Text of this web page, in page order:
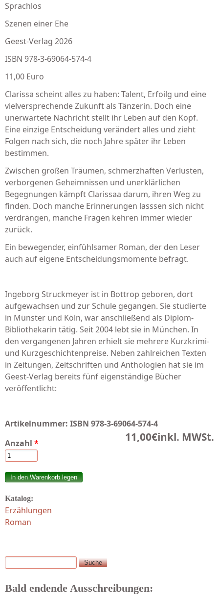
Sprachlos
Szenen einer Ehe
Geest-Verlag 2026
ISBN 978-3-69064-574-4
11,00 Euro
Clarissa scheint alles zu haben: Talent, Erfoilg und eine
vielversprechende Zukunft als Tänzerin. Doch eine
unerwartete Nachricht stellt ihr Leben auf den Kopf.
Eine einzige Entscheidung verändert alles und zieht
Folgen nach sich, die noch Jahre später ihr Leben
bestimmen.
Zwischen großen Träumen, schmerzhaften Verlusten,
verborgenen Geheimnissen und unerklärlichen
Begegnungen kämpft Clarissaa darum, ihren Weg zu
finden. Doch manche Erinnerungen lasssen sich nicht
verdrängen, manche Fragen kehren immer wieder
zurück.
Ein bewegender, einfühlsamer Roman, der den Leser
auch auf eigene Entscheidungsmomente befragt.
Ingeborg Struckmeyer ist in Bottrop geboren, dort
aufgewachsen und zur Schule gegangen. Sie studierte
in Münster und Köln, war anschließend als Diplom-
Bibliothekarin tätig. Seit 2004 lebt sie in München. In
den vergangenen Jahren erhielt sie mehrere Kurzkrimi-
und Kurzgeschichtenpreise. Neben zahlreichen Texten
in Zeitungen, Zeitschriften und Anthologien hat sie im
Geest-Verlag bereits fünf eigenständige Bücher
veröffentlicht:
Artikelnummer: ISBN 978-3-69064-574-4
11,00€inkl. MWSt.
Anzahl *
Katalog:
Erzählungen
Roman
Suchformular
Suche
Bald endende Ausschreibungen: